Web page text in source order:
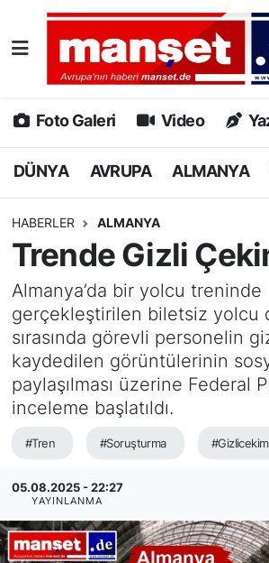
Foto Galeri Video
DÜNYA AVRUPA ALMANYA
HABERLER ALMANYA
Trende Gizli
Almanya’da bir yolcu treninde
gerçekleştirilen biletsiz yolcu
sırasında görevli personelin
kaydedilen görüntülerinin
paylaşılması üzerine Federal
inceleme başlatıldı.
#Tren #Soruşturma #Gizlicekim
05.08.2025 - 22:27
YAYINLANMA
DÜNYA
AVRUPA
ALMANYA
HAMBURG
SPOR
DEUTSCH
EKONOMİ
SİYASET
SAĞLIK
Nöbetçi Eczaneler
Hava Durumu
Namaz Vakitleri
Puan Durumu ve Fikstür
Tüm Manşetler
Son Dakika Haberleri
Haber Arşivi